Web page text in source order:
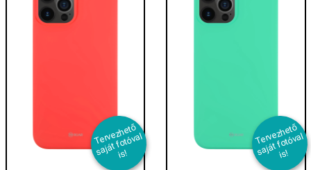
T
er
v
e
z
h
et
ő
s
aj
át f
ot
ó
v
al
i
s!
T
er
v
e
z
h
et
ő
s
aj
át f
ot
ó
v
al
i
s!